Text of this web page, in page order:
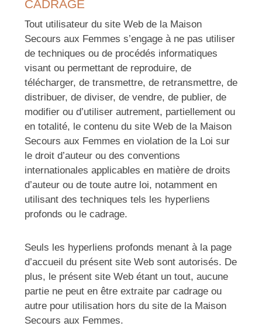
CADRAGE
Tout utilisateur du site Web de la Maison
Secours aux Femmes s’engage à ne pas utiliser
de techniques ou de procédés informatiques
visant ou permettant de reproduire, de
télécharger, de transmettre, de retransmettre, de
distribuer, de diviser, de vendre, de publier, de
modifier ou d’utiliser autrement, partiellement ou
en totalité, le contenu du site Web de la Maison
Secours aux Femmes en violation de la Loi sur
le droit d’auteur ou des conventions
internationales applicables en matière de droits
d’auteur ou de toute autre loi, notamment en
utilisant des techniques tels les hyperliens
profonds ou le cadrage.
Seuls les hyperliens profonds menant à la page
d’accueil du présent site Web sont autorisés. De
plus, le présent site Web étant un tout, aucune
partie ne peut en être extraite par cadrage ou
autre pour utilisation hors du site de la Maison
Secours aux Femmes.